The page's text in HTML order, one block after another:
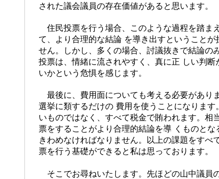
された議会議員の存在価値があると思います。
住民投票を行う場合、このような過程を踏ま
て、より合理的な結論 を導き出すということ
せん。しかし、多くの場合、討議抜きで結論の
投票は、情緒に流されやすく、真に正 しい判
いかという危惧を感じます。
最後に、費用面についても考える必要があり
選挙に類するだけの 費用を使うことになりま
いものではなく、すべて税金で賄われます。相
票をすることがより合理的結論を導 くものと
きわめなければなりません。以上の課題をすべ
票を行う基礎ができると私は思っております。
そこでお尋ねいたします。先ほどの山中議員